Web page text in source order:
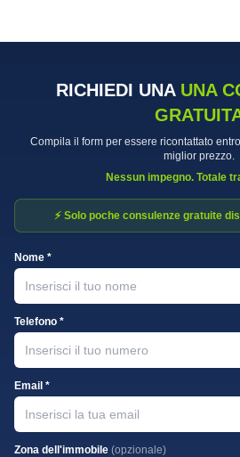
RICHIEDI UNA UNA
Compila il form per essere ricontattato
miglior prezzo.
Nessun impegno. Totale
⚡ Solo poche consulenze gratuite
Nome *
Telefono *
Email *
Zona dell'immobile (opzionale)